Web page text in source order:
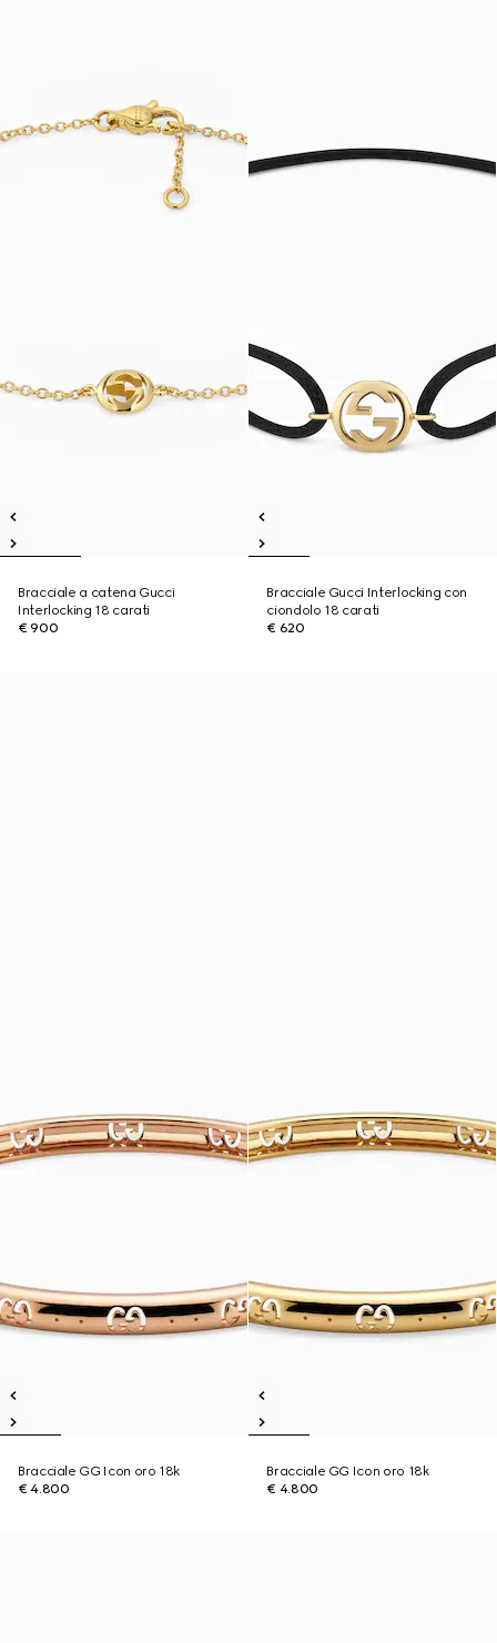
Bracciale a catena Gucci
Interlocking 18 carati
€ 900
Bracciale Gucci Interlocking con
ciondolo 18 carati
€ 620
Bracciale GG Icon oro 18k
€ 4.800
Bracciale GG Icon oro 18k
€ 4.800